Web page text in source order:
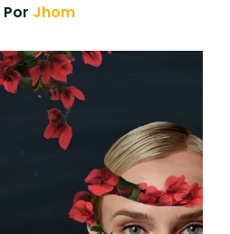
Por Jhom